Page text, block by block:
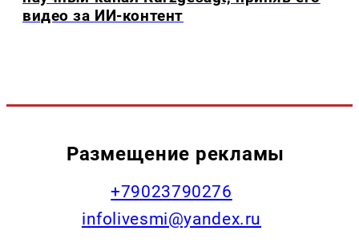
видео за ИИ-контент
Размещение рекламы
+79023790276
infolivesmi@yandex.ru